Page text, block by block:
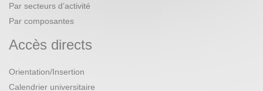
Par secteurs d’activité
Par composantes
Accès directs
Orientation/Insertion
Calendrier universitaire